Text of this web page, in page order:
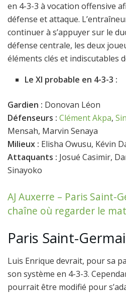
en 4-3-3 à vocation offensive
défense et attaque.
continuer à s’appuyer sur le
défense centrale, les deux
éléments clés et indiscutables
Le XI probable en 4-3-3 :
Gardien : Donovan Léon
Défenseurs : Clément Akpa,
Mensah, Marvin Senaya
Milieux : Elisha Owusu, Kévin
Attaquants : Josué Casimir,
Sinayoko
AJ Auxerre – Paris Saint-
chaîne où regarder le
Paris Saint-
Luis Enrique devrait, pour sa
son système en 4-3-3.
pourrait être modifié pour